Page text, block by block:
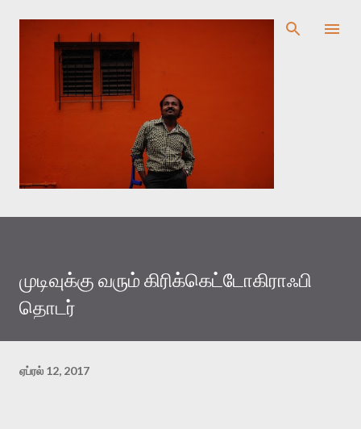
முதன்மை உள்ளடக்கத்திற்குச் செல்
முடிவுக்கு வரும் கிரிக்கெட்டோகிராஃபி
தொடர்
ஏப்ரல் 12, 2017